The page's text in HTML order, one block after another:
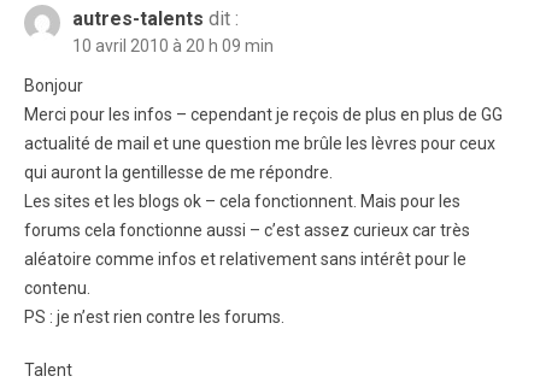
autres-talents dit :
10 avril 2010 à 20 h 09 min
Bonjour
Merci pour les infos – cependant je reçois de plus en plus de GG
actualité de mail et une question me brûle les lèvres pour ceux
qui auront la gentillesse de me répondre.
Les sites et les blogs ok – cela fonctionnent. Mais pour les
forums cela fonctionne aussi – c’est assez curieux car très
aléatoire comme infos et relativement sans intérêt pour le
contenu.
PS : je n’est rien contre les forums.
Talent